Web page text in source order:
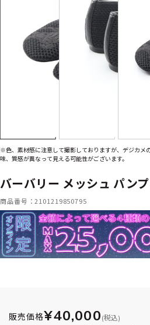
※色、素材感に注意して撮影しておりますが、デジカメ
味、質感が異なって見える可能性がございます。
バーバリー メッシュ パン
商品番号：2101219850795
販売価格¥40,000 (税込)